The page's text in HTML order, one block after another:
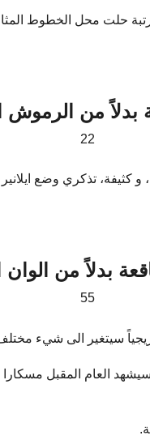
مرتبة حلت محل الخطوط
من الرموش
و كثيفة، تذكري وضع
بدلاً من الوان
سيتغير الى شيء
العام المقبل مسكارا و